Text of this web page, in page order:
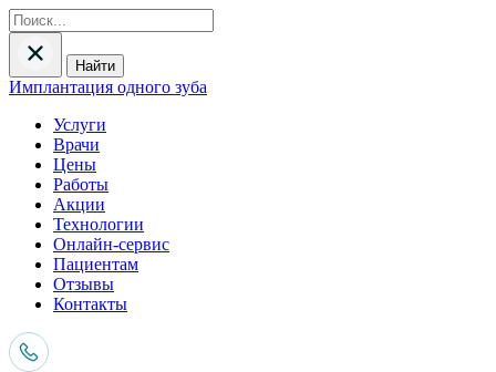
Найти
Имплантация одного зуба
Услуги
Врачи
Цены
Работы
Акции
Технологии
Онлайн-сервис
Пациентам
Отзывы
Контакты